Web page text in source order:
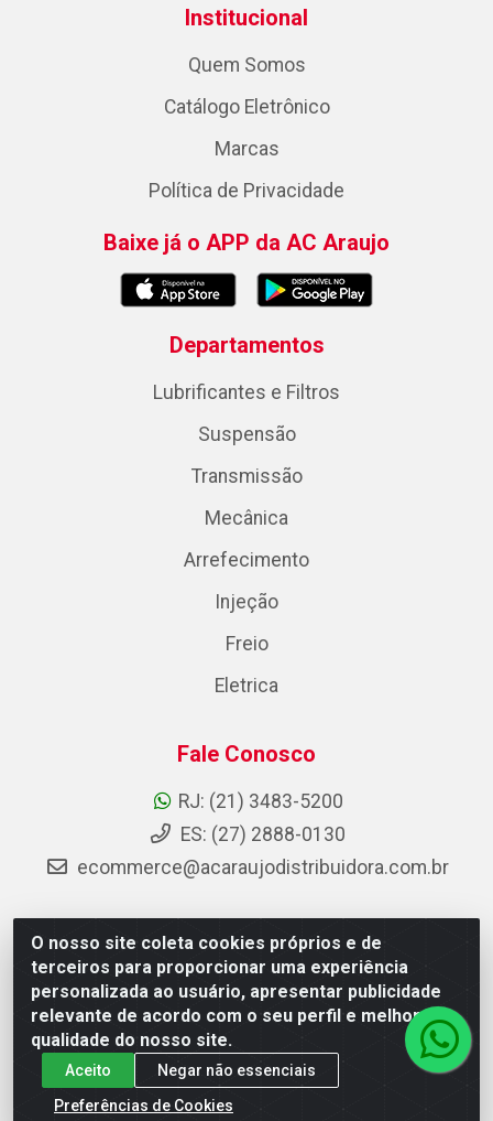
O nosso site coleta cookies próprios e de
terceiros para proporcionar uma experiência
personalizada ao usuário, apresentar publicidade
relevante de acordo com o seu perfil e melhorar a
qualidade do nosso site.
Aceito
Negar não essenciais
Preferências de Cookies
Institucional
Quem Somos
Catálogo Eletrônico
Marcas
Política de Privacidade
Baixe já o APP da AC Araujo
Departamentos
Lubrificantes e Filtros
Suspensão
Transmissão
Mecânica
Arrefecimento
Injeção
Freio
Eletrica
Fale Conosco
RJ: (21) 3483-5200
ES: (27) 2888-0130
ecommerce@acaraujodistribuidora.com.br
AC Araujo Distribuidora - Rua Carneiro de Campos, 42 -
São Cristóvão, Rio de Janeiro/RJ - CEP 20.920-410 -
CNPJ 08.744.753/0003-85